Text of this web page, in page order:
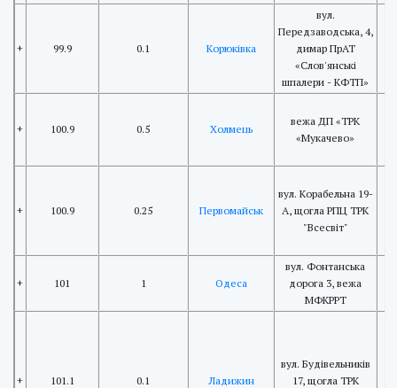
+ 99.9 0.1 Корюківка
вул.
Передзаводська, 4,
димар ПрАТ
«Слов'янські
шпалери - КФТП»
+ 100.9 0.5 Холмець
вежа ДП «ТРК
«Мукачево»
+ 100.9 0.25 Первомайськ
вул. Корабельна 19-
А, щогла РПЦ ТРК
"Всесвіт"
+ 101 1 Одеса
вул. Фонтанська
дорога 3, вежа
МФКРРТ
+ 101.1 0.1 Ладижин
вул. Будівельників
17, щогла ТРК